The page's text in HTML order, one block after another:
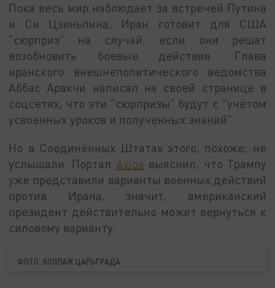
Пока весь мир наблюдает за встречей Путина
и Си Цзиньпина, Иран готовит для США
"сюрприз" на случай, если они решат
возобновить боевые действия. Глава
иранского внешнеполитического ведомства
Аббас Аракчи написал на своей странице в
соцсетях, что эти "сюрпризы" будут с "учётом
усвоенных уроков и полученных знаний".
Но в Соединённых Штатах этого, похоже, не
услышали. Портал Axios выяснил, что Трампу
уже представили варианты военных действий
против Ирана, значит, американский
президент действительно может вернуться к
силовому варианту.
ФОТО: КОЛЛАЖ ЦАРЬГРАДА